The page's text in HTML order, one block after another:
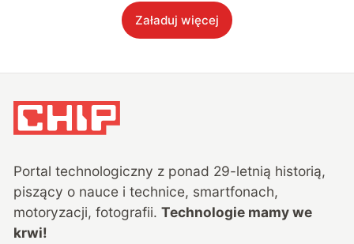
Załaduj więcej
Portal technologiczny z ponad 29-letnią historią,
piszący o nauce i technice, smartfonach,
motoryzacji, fotografii. Technologie mamy we
krwi!